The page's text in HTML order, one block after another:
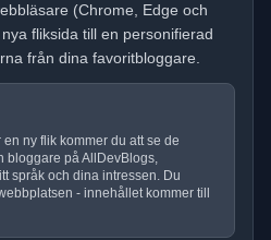
(Chrome, Edge och
fliksida till en personifierad
från dina favoritbloggare.
ny flik kommer du att se de
bloggare på AllDevBlogs,
språk och dina intressen. Du
- innehållet kommer till